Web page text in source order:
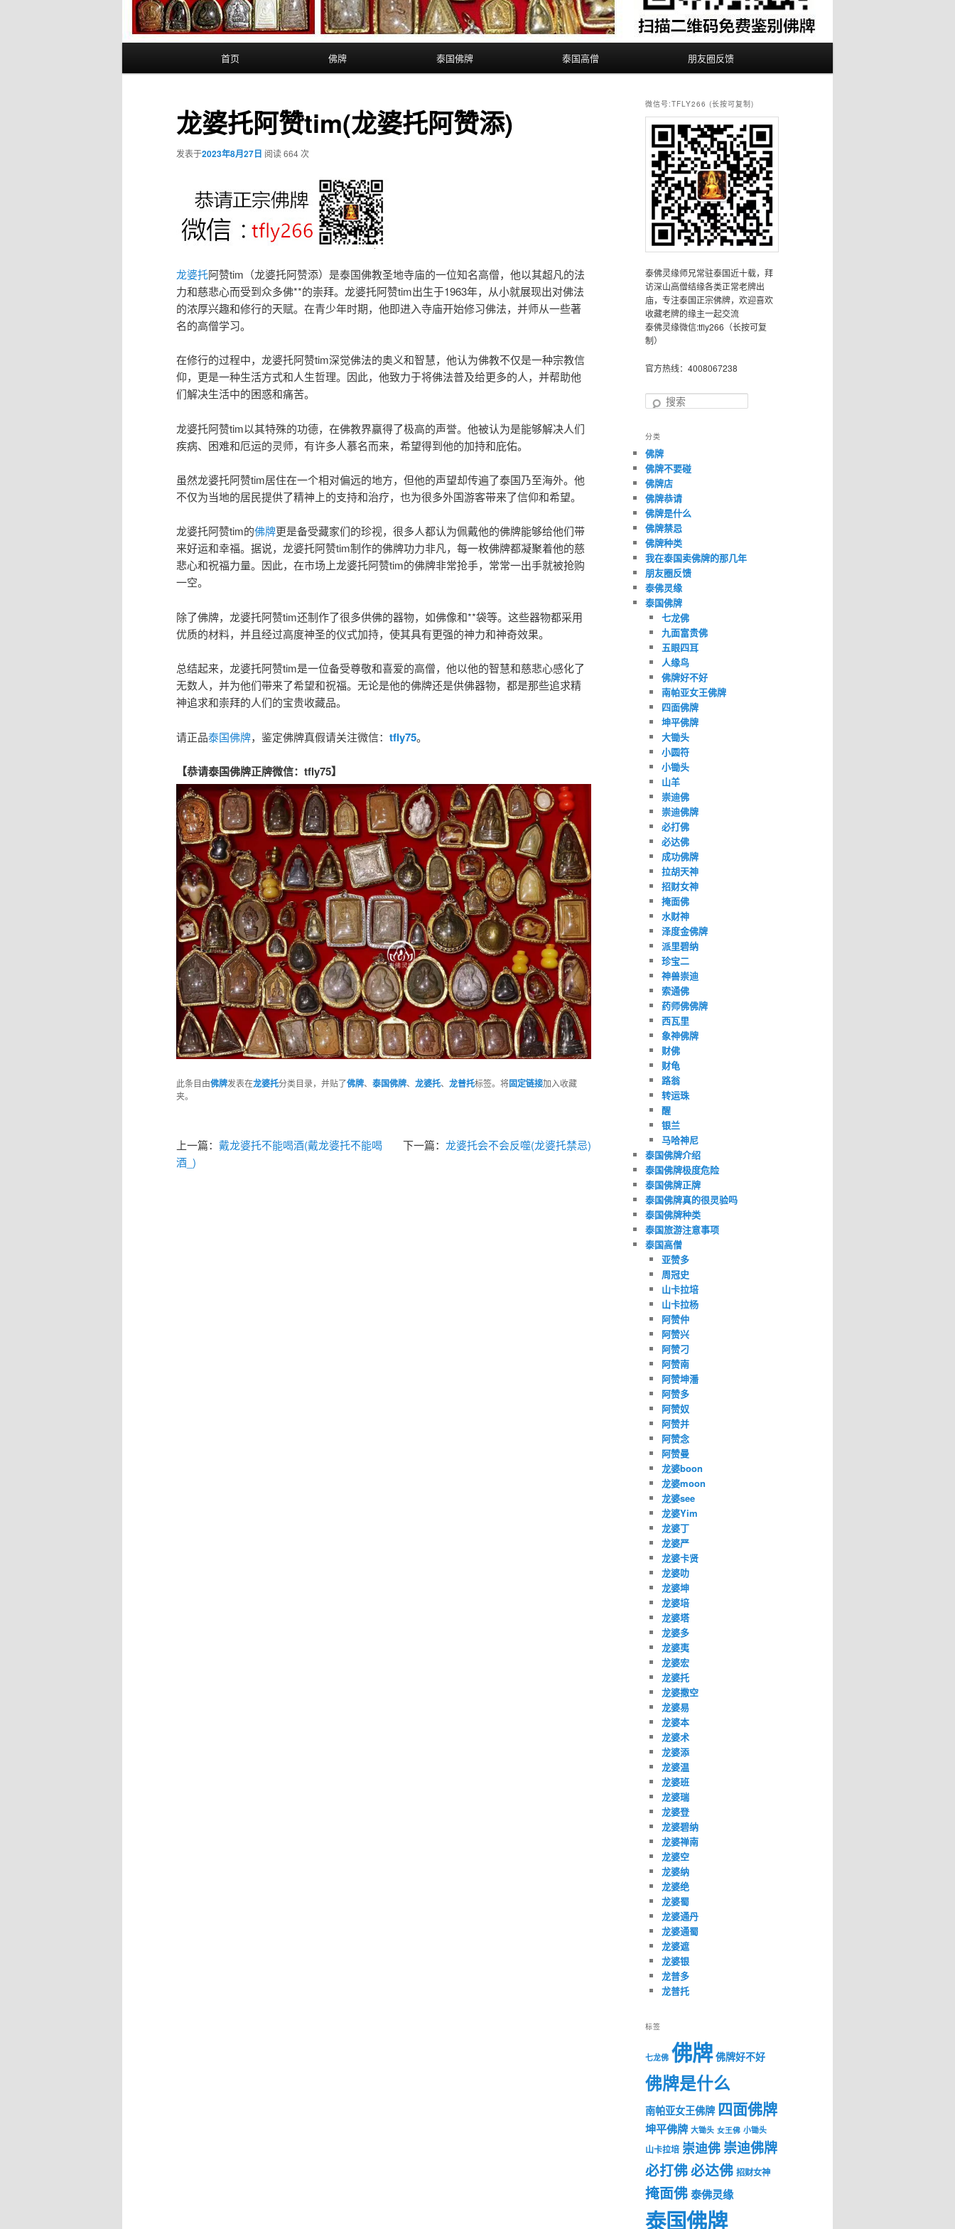
首页 佛牌 泰国佛牌 泰国高僧 朋友圈反馈
龙婆托阿赞tim(龙婆托阿赞添)
发表于2023年8月27日 阅读 664 次
龙婆托阿赞tim（龙婆托阿赞添）是泰国佛教圣地寺庙的一位知名高僧，他以其超凡的法
力和慈悲心而受到众多佛**的崇拜。龙婆托阿赞tim出生于1963年，从小就展现出对佛法
的浓厚兴趣和修行的天赋。在青少年时期，他即进入寺庙开始修习佛法，并师从一些著
名的高僧学习。
在修行的过程中，龙婆托阿赞tim深觉佛法的奥义和智慧，他认为佛教不仅是一种宗教信
仰，更是一种生活方式和人生哲理。因此，他致力于将佛法普及给更多的人，并帮助他
们解决生活中的困惑和痛苦。
龙婆托阿赞tim以其特殊的功德，在佛教界赢得了极高的声誉。他被认为是能够解决人们
疾病、困难和厄运的灵师，有许多人慕名而来，希望得到他的加持和庇佑。
虽然龙婆托阿赞tim居住在一个相对偏远的地方，但他的声望却传遍了泰国乃至海外。他
不仅为当地的居民提供了精神上的支持和治疗，也为很多外国游客带来了信仰和希望。
龙婆托阿赞tim的佛牌更是备受藏家们的珍视，很多人都认为佩戴他的佛牌能够给他们带
来好运和幸福。据说，龙婆托阿赞tim制作的佛牌功力非凡，每一枚佛牌都凝聚着他的慈
悲心和祝福力量。因此，在市场上龙婆托阿赞tim的佛牌非常抢手，常常一出手就被抢购
一空。
除了佛牌，龙婆托阿赞tim还制作了很多供佛的器物，如佛像和**袋等。这些器物都采用
优质的材料，并且经过高度神圣的仪式加持，使其具有更强的神力和神奇效果。
总结起来，龙婆托阿赞tim是一位备受尊敬和喜爱的高僧，他以他的智慧和慈悲心感化了
无数人，并为他们带来了希望和祝福。无论是他的佛牌还是供佛器物，都是那些追求精
神追求和崇拜的人们的宝贵收藏品。
请正品泰国佛牌，鉴定佛牌真假请关注微信： tfly75。
【恭请泰国佛牌正牌微信：tfly75】
此条目由佛牌发表在龙婆托分类目录，并贴了佛牌、 泰国佛牌、 龙婆托、 龙普托标签。将固定链接加入收藏
夹。
上一篇： 戴龙婆托不能喝酒(戴龙婆托不能喝
酒_)
下一篇： 龙婆托会不会反噬(龙婆托禁忌)
微信号:TFLY266 (长按可复制)
泰佛灵缘师兄常驻泰国近十载，拜
访深山高僧结缘各类正常老牌出
庙，专注泰国正宗佛牌，欢迎喜欢
收藏老牌的缘主一起交流
泰佛灵缘微信:tfly266（长按可复
制）
官方热线：4008067238
搜
分类
佛牌
佛牌不要碰
佛牌店
佛牌恭请
佛牌是什么
佛牌禁忌
佛牌种类
我在泰国卖佛牌的那几年
朋友圈反馈
泰佛灵缘
泰国佛牌
七龙佛
九面富贵佛
五眼四耳
人缘鸟
佛牌好不好
南帕亚女王佛牌
四面佛牌
坤平佛牌
大锄头
小圆符
小锄头
山羊
崇迪佛
崇迪佛牌
必打佛
必达佛
成功佛牌
拉胡天神
招财女神
掩面佛
水财神
泽度金佛牌
派里碧纳
珍宝二
神兽崇迪
索通佛
药师佛佛牌
西瓦里
象神佛牌
财佛
财龟
路翁
转运珠
醒
银兰
马哈神尼
泰国佛牌介绍
泰国佛牌极度危险
泰国佛牌正牌
泰国佛牌真的很灵验吗
泰国佛牌种类
泰国旅游注意事项
泰国高僧
亚赞多
周冠史
山卡拉培
山卡拉杨
阿赞仲
阿赞兴
阿赞刁
阿赞南
阿赞坤潘
阿赞多
阿赞奴
阿赞并
阿赞念
阿赞曼
龙婆boon
龙婆moon
龙婆see
龙婆Yim
龙婆丁
龙婆严
龙婆卡贤
龙婆叻
龙婆坤
龙婆培
龙婆塔
龙婆多
龙婆夷
龙婆宏
龙婆托
龙婆撒空
龙婆易
龙婆本
龙婆术
龙婆添
龙婆温
龙婆班
龙婆瑞
龙婆登
龙婆碧纳
龙婆禅南
龙婆空
龙婆纳
龙婆绝
龙婆蜀
龙婆通丹
龙婆通蜀
龙婆遮
龙婆银
龙普多
龙普托
标签
七龙佛 佛牌 佛牌好不好
佛牌是什么
南帕亚女王佛牌 四面佛牌
坤平佛牌 大锄头 女王佛 小锄头
山卡拉培 崇迪佛崇迪佛牌
必打佛必达佛 招财女神
掩面佛泰佛灵缘
泰国佛牌